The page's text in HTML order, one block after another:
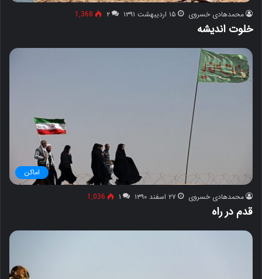
محمدهادی خسروی ۱۵ اردیبهشت ۱۳۹۱ ۲ 1,368
خلوت اندیشه
اماکن
محمدهادی خسروی ۲۷ اسفند ۱۳۹۰ ۱ 1,036
قدم در راه